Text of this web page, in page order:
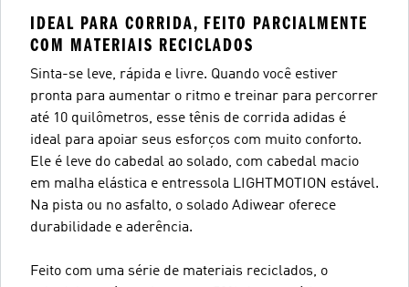
IDEAL PARA CORRIDA, FEITO PARCIALMENTE
COM MATERIAIS RECICLADOS
Sinta-se leve, rápida e livre. Quando você estiver
pronta para aumentar o ritmo e treinar para percorrer
até 10 quilômetros, esse tênis de corrida adidas é
ideal para apoiar seus esforços com muito conforto.
Ele é leve do cabedal ao solado, com cabedal macio
em malha elástica e entressola LIGHTMOTION estável.
Na pista ou no asfalto, o solado Adiwear oferece
durabilidade e aderência.
Feito com uma série de materiais reciclados, o